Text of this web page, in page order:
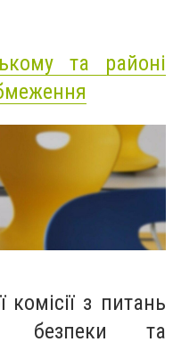
та районі
з питань
безпеки та